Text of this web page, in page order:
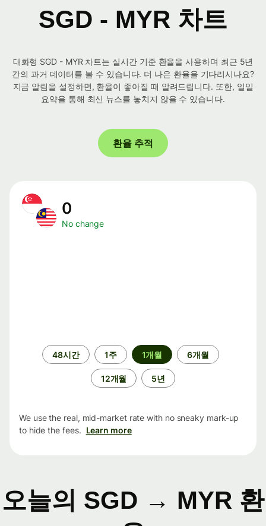
SGD - MYR 차트
대화형 SGD - MYR 차트는 실시간 기준 환율을 사용하며 최근 5년
간의 과거 데이터를 볼 수 있습니다. 더 나은 환율을 기다리시나요?
지금 알림을 설정하면, 환율이 좋아질 때 알려드립니다. 또한, 일일
요약을 통해 최신 뉴스를 놓치지 않을 수 있습니다.
환율 추적
0
No change
48시간 1주 1개월 6개월
12개월 5년
We use the real, mid-market rate with no sneaky mark-up
to hide the fees. Learn more
오늘의 SGD → MYR 환